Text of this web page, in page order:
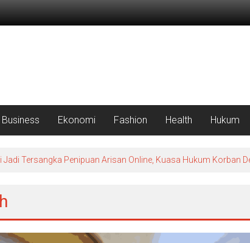
Business Ekonomi Fashion Health Hukum
Jadi Tersangka Penipuan Arisan Online, Kuasa Hukum Korban